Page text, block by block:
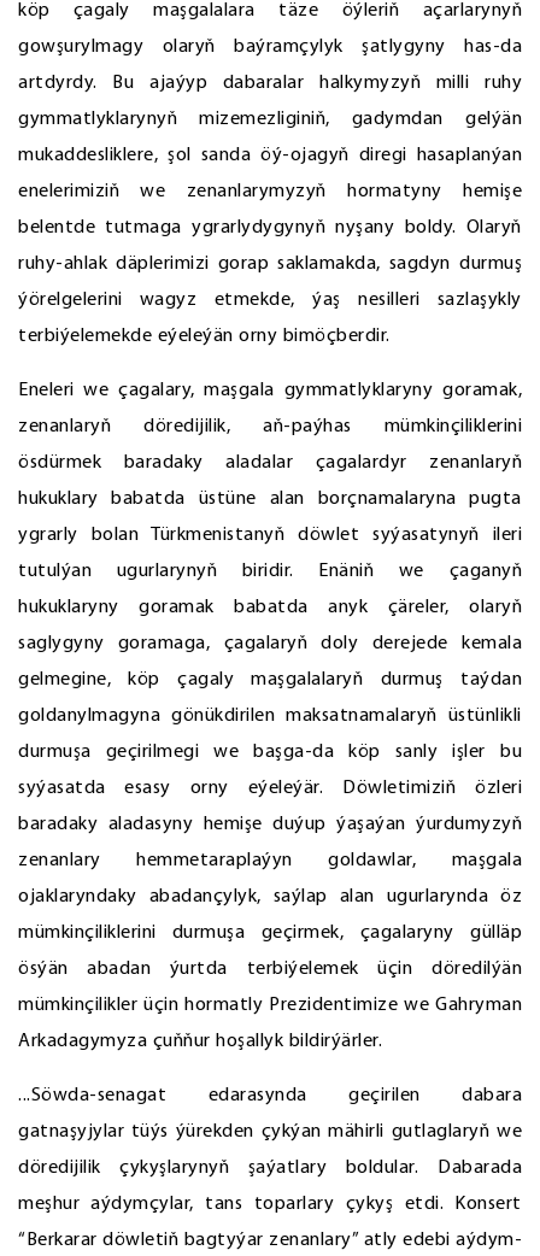
köp çagaly maşgalalara täze öýleriň açarlarynyň
gowşurylmagy olaryň baýramçylyk şatlygyny has-da
artdyrdy. Bu ajaýyp dabaralar halkymyzyň milli ruhy
gymmatlyklarynyň mizemezliginiň, gadymdan gelýän
mukaddesliklere, şol sanda öý-ojagyň diregi hasaplanýan
enelerimiziň we zenanlarymyzyň hormatyny hemişe
belentde tutmaga ygrarlydygynyň nyşany boldy. Olaryň
ruhy-ahlak däplerimizi gorap saklamakda, sagdyn durmuş
ýörelgelerini wagyz etmekde, ýaş nesilleri sazlaşykly
terbiýelemekde eýeleýän orny bimöçberdir.
Eneleri we çagalary, maşgala gymmatlyklaryny goramak,
zenanlaryň döredijilik, aň-paýhas mümkinçiliklerini
ösdürmek baradaky aladalar çagalardyr zenanlaryň
hukuklary babatda üstüne alan borçnamalaryna pugta
ygrarly bolan Türkmenistanyň döwlet syýasatynyň ileri
tutulýan ugurlarynyň biridir. Enäniň we çaganyň
hukuklaryny goramak babatda anyk çäreler, olaryň
saglygyny goramaga, çagalaryň doly derejede kemala
gelmegine, köp çagaly maşgalalaryň durmuş taýdan
goldanylmagyna gönükdirilen maksatnamalaryň üstünlikli
durmuşa geçirilmegi we başga-da köp sanly işler bu
syýasatda esasy orny eýeleýär. Döwletimiziň özleri
baradaky aladasyny hemişe duýup ýaşaýan ýurdumyzyň
zenanlary hemmetaraplaýyn goldawlar, maşgala
ojaklaryndaky abadançylyk, saýlap alan ugurlarynda öz
mümkinçiliklerini durmuşa geçirmek, çagalaryny gülläp
ösýän abadan ýurtda terbiýelemek üçin döredilýän
mümkinçilikler üçin hormatly Prezidentimize we Gahryman
Arkadagymyza çuňňur hoşallyk bildirýärler.
...Söwda-senagat edarasynda geçirilen dabara
gatnaşyjylar tüýs ýürekden çykýan mähirli gutlaglaryň we
döredijilik çykyşlarynyň şaýatlary boldular. Dabarada
meşhur aýdymçylar, tans toparlary çykyş etdi. Konsert
“Berkarar döwletiň bagtyýar zenanlary” atly edebi aýdym-